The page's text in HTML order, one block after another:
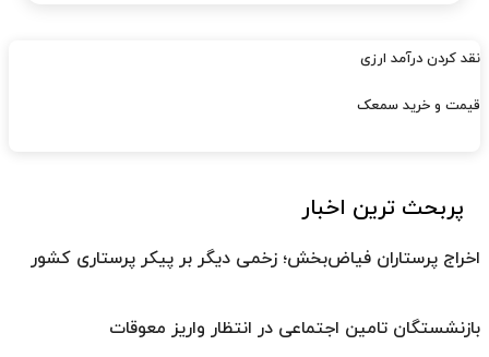
نقد کردن درآمد ارزی
قیمت و خرید سمعک
پربحث ترین اخبار
اخراج پرستاران فیاض‌بخش؛ زخمی دیگر بر پیکر پرستاری کشور
بازنشستگان تامین اجتماعی در انتظار واریز معوقات